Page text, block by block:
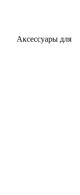
Аксессуары для